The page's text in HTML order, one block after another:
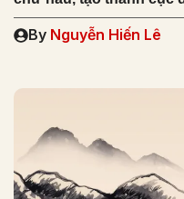
By Nguyễn Hiến Lê